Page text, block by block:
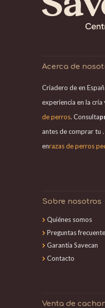
Acerca de
Criadero de en
experiencia en la cría
de perros. Consulta
antes de comprar tu
enrazas de perros
Sobre nosotros
Quiénes somos
Preguntas
Garantía Savecan
Contacto
Venta de